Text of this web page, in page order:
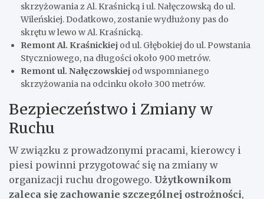
skrzyżowania z Al. Kraśnicką i ul. Nałęczowską do ul.
Wileńskiej. Dodatkowo, zostanie wydłużony pas do
skrętu w lewo w Al. Kraśnicką.
Remont Al. Kraśnickiej od ul. Głębokiej do ul. Powstania
Styczniowego, na długości około 900 metrów.
Remont ul. Nałęczowskiej od wspomnianego
skrzyżowania na odcinku około 300 metrów.
Bezpieczeństwo i Zmiany w
Ruchu
W związku z prowadzonymi pracami, kierowcy i
piesi powinni przygotować się na zmiany w
organizacji ruchu drogowego. Użytkownikom
zaleca się zachowanie szczególnej ostrożności,